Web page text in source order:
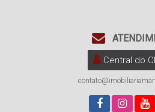
Central do